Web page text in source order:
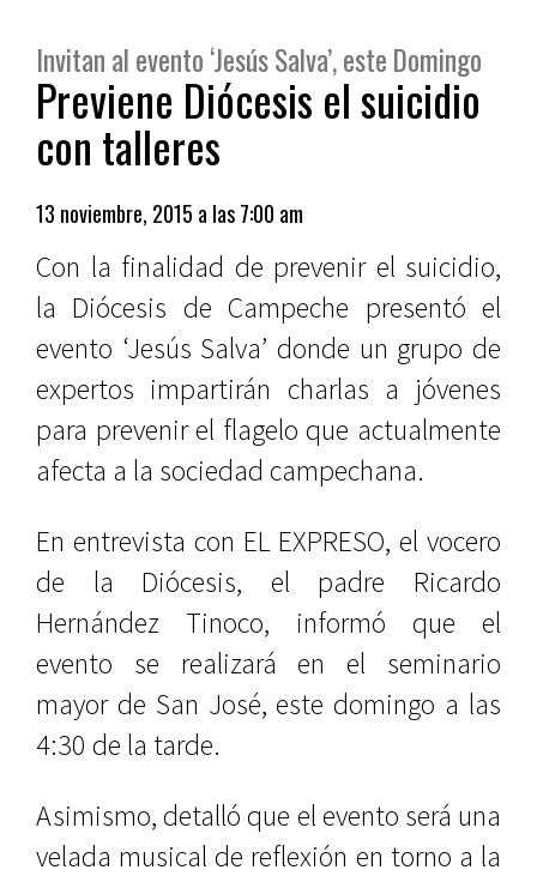
Invitan al evento ‘Jesús Salva’, este Domingo
Previene Diócesis el suicidio
con talleres
13 noviembre, 2015 a las 7:00 am
Con la finalidad de prevenir el suicidio,
la Diócesis de Campeche presentó el
evento ‘Jesús Salva’ donde un grupo de
expertos impartirán charlas a jóvenes
para prevenir el flagelo que actualmente
afecta a la sociedad campechana.
En entrevista con EL EXPRESO, el vocero
de la Diócesis, el padre Ricardo
Hernández Tinoco, informó que el
evento se realizará en el seminario
mayor de San José, este domingo a las
4:30 de la tarde.
Asimismo, detalló que el evento será una
velada musical de reflexión en torno a la